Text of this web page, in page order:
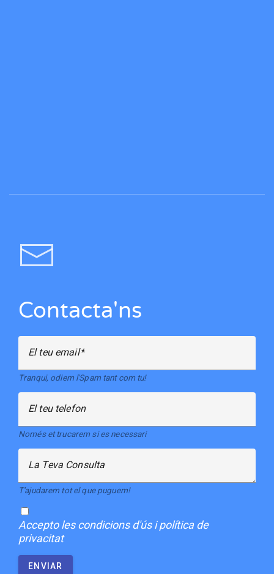
Contacta'ns
El teu email
Tranqui, odiem l'Spam tant com tu!
El teu telefon
Només et trucarem si es necessari
La Teva Consulta
T'ajudarem tot el que puguem!
Acceptoles condicions d'ús i política de
privacitat
ENVIAR